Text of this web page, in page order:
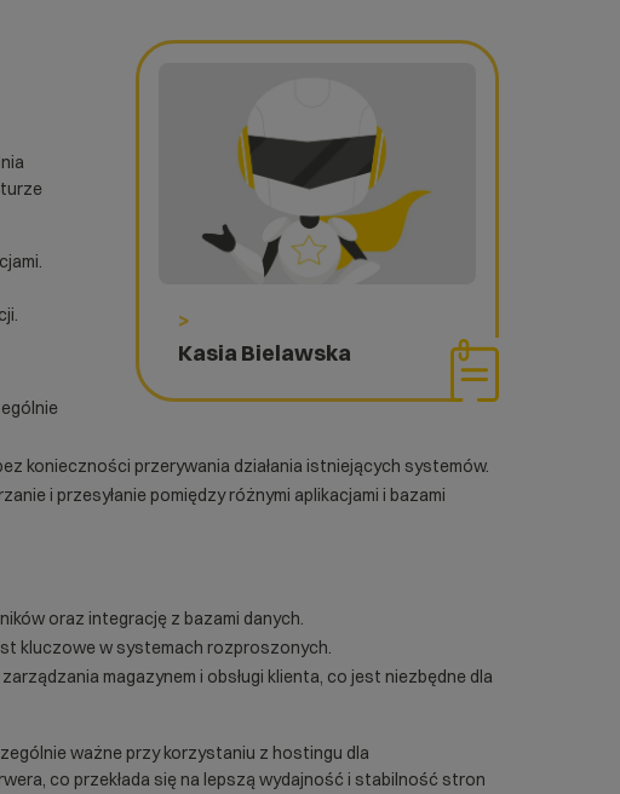
>
Kasia Bielawska
konieczności przerywania działania istniejących systemów.
i przesyłanie pomiędzy różnymi aplikacjami i bazami
oraz integrację z bazami danych.
kluczowe w systemach rozproszonych.
magazynem i obsługi klienta, co jest niezbędne dla
ważne przy korzystaniu z hostingu dla
co przekłada się na lepszą wydajność i stabilność stron